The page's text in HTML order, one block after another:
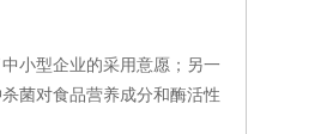
小型企业的采用意愿；另一
菌对食品营养成分和酶活性